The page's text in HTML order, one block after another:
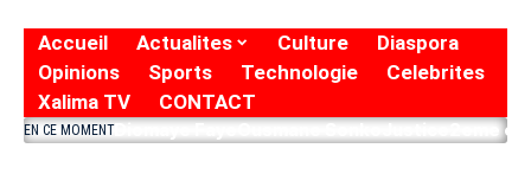
Accueil Actualites Culture
Diaspora
Opinions
Sports Technologie
Celebrites
Xalima TV
CONTACT
EN CE MOMENTDiomaye FayeOusmane SonkoJustice2eme